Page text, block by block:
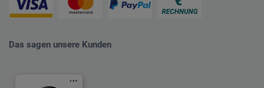
Das sagen unsere Kunden